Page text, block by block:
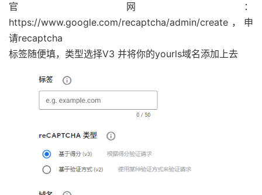
官网：
https://www.google.com/recaptcha/admin/create，申
请recaptcha
标签随便填，类型选择V3 并将你的yourls域名添加上去